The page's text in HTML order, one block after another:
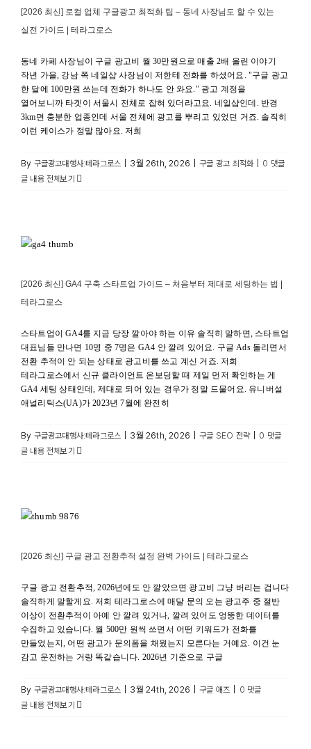
[2026 최신] 로컬 업체 구글광고 최적화 팁 – 동네 사장님도 할 수 있는
실전 가이드 | 테라그로스
동네 카페 사장님이 구글 광고비 월 30만원으로 매출 2배 올린 이야기
작년 가을, 강남 쪽 네일샵 사장님이 저한테 전화를 하셨어요. "구글 광고
한 달에 100만원 쓰는데 전화가 하나도 안 와요." 광고 계정을
열어보니까 타겟이 서울시 전체로 잡혀 있더라고요. 네일샵인데. 반경
3km면 충분한 업종인데 서울 전체에 광고를 뿌리고 있었던 거죠. 솔직히
이런 케이스가 정말 많아요. 저희
By 구글광고대행사:테라그로스 3월 26th, 2026 구글 광고 최적화
0 댓글
글 내용 전체보기
[2026 최신] GA4 구축 스타트업 가이드 – 처음부터 제대로 세팅하는 법 |
테라그로스
스타트업이 GA4를 지금 당장 깔아야 하는 이유 솔직히 말하면, 스타트업
대표님들 만나면 10명 중 7명은 GA4 안 깔려 있어요. 구글 Ads 돌리면서
전환 추적이 안 되는 상태로 광고비를 쓰고 계신 거죠. 저희
테라그로스에서 신규 클라이언트 온보딩할 때 제일 먼저 확인하는 게
GA4 세팅 상태인데, 제대로 되어 있는 경우가 정말 드물어요. 유니버설
애널리틱스(UA)가 2023년 7월에 완전히
By 구글광고대행사:테라그로스 3월 26th, 2026 구글 SEO 전략
0 댓글
글 내용 전체보기
[2026 최신] 구글 광고 전환추적 설정 완벽 가이드 | 테라그로스
구글 광고 전환추적, 2026년에도 안 깔았으면 광고비 그냥 버리는 겁니다
솔직하게 말할게요. 저희 테라그로스에 매달 문의 오는 광고주 중 절반
이상이 전환추적이 아예 안 깔려 있거나, 깔려 있어도 엉뚱한 데이터를
수집하고 있습니다. 월 500만 원씩 쓰면서 어떤 키워드가 전화를
만들었는지, 어떤 광고가 문의폼을 채웠는지 모른다는 거예요. 이건 눈
감고 운전하는 거랑 똑같습니다. 2026년 기준으로 구글
By 구글광고대행사:테라그로스 3월 24th, 2026 구글 애즈
0 댓글
글 내용 전체보기